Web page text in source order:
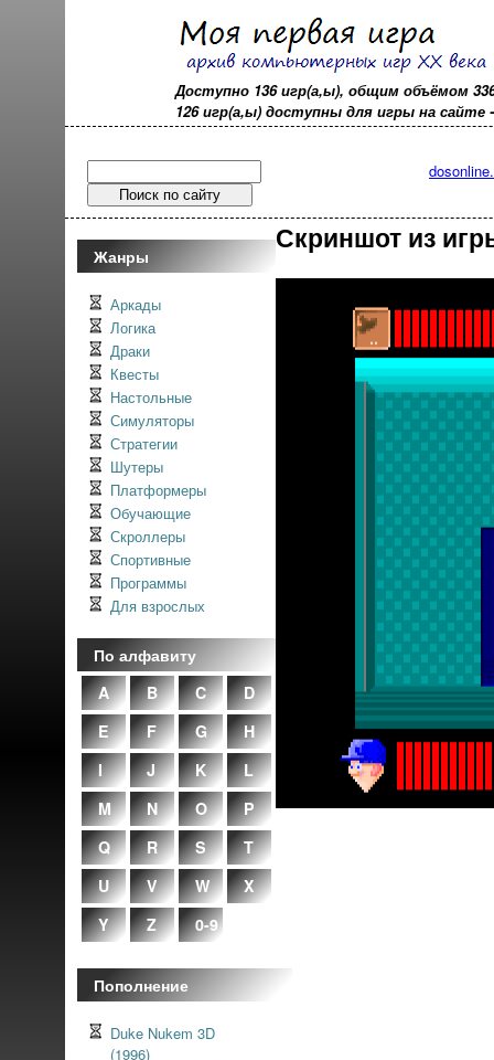
Доступно 136 игр(а,ы), общим объёмом
126 игр(а,ы) доступны для игры на сайте
Жанры
Аркады
Логика
Драки
Квесты
Настольные
Симуляторы
Стратегии
Шутеры
Платформеры
Обучающие
Скроллеры
Спортивные
Программы
Для взрослых
По алфавиту
A
B C
D
E
F G
H
I
J K
L
M
N O
P
Q
R S
T
U
V W
X
Y
Z 0-9
Пополнение
Duke Nukem 3D
(1996)
Скриншот из